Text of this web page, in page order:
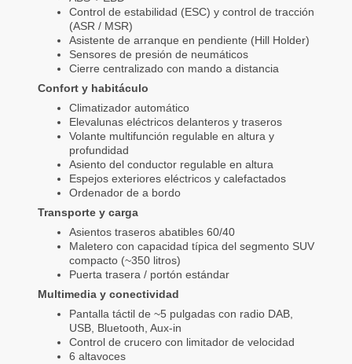
Control de estabilidad (ESC) y control de tracción
(ASR / MSR)
Asistente de arranque en pendiente (Hill Holder)
Sensores de presión de neumáticos
Cierre centralizado con mando a distancia
Confort y habitáculo
Climatizador automático
Elevalunas eléctricos delanteros y traseros
Volante multifunción regulable en altura y
profundidad
Asiento del conductor regulable en altura
Espejos exteriores eléctricos y calefactados
Ordenador de a bordo
Transporte y carga
Asientos traseros abatibles 60/40
Maletero con capacidad típica del segmento SUV
compacto (~350 litros)
Puerta trasera / portón estándar
Multimedia y conectividad
Pantalla táctil de ~5 pulgadas con radio DAB,
USB, Bluetooth, Aux-in
Control de crucero con limitador de velocidad
6 altavoces